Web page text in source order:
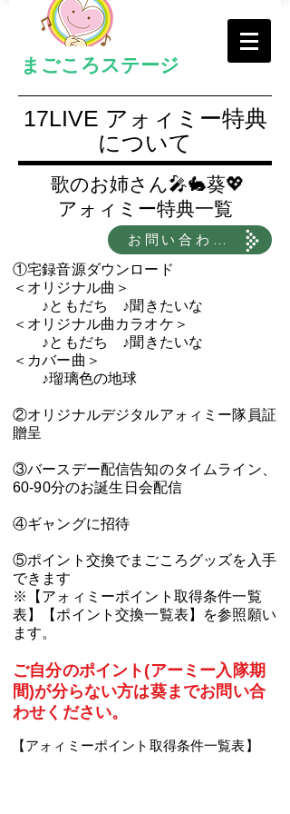
まごころステージ
17LIVE アォィミー特典
について
歌のお姉さん🎤🐇葵💖
アォィミー特典一覧
お問い合わせ・申請はこちら
①宅録音源ダウンロード
＜オリジナル曲＞
♪ともだち ♪聞きたいな
＜オリジナル曲カラオケ＞
♪ともだち ♪聞きたいな
＜カバー曲＞
♪瑠璃色の地球
​②オリジナルデジタルアォィミー隊員証
贈呈
③バースデー配信告知のタイムライン、
60-90分のお誕生日会配信
④ギャングに招待
⑤ポイント交換でまごころグッズを入手
できます
​※【アォィミーポイント取得条件一覧
表】【ポイント交換一覧表】を参照願い
ます。
ご自分のポイント(アーミー入隊期
間)が分らない方は葵までお問い合
わせください。
【アォィミーポイント取得条件一覧表】